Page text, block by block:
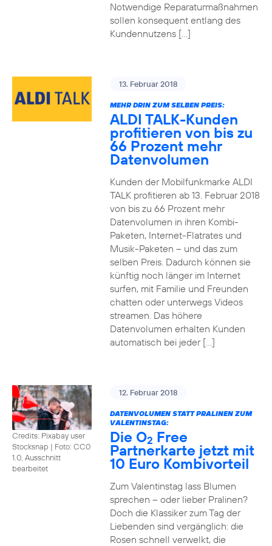
Notwendige Reparaturmaßnahmen
sollen konsequent entlang des
Kundennutzens […]
13. Februar 2018
MEHR DRIN ZUM SELBEN PREIS:
ALDI TALK-Kunden
profitieren von bis zu
66 Prozent mehr
Datenvolumen
Kunden der Mobilfunkmarke ALDI
TALK profitieren ab 13. Februar 2018
von bis zu 66 Prozent mehr
Datenvolumen in ihren Kombi-
Paketen, Internet-Flatrates und
Musik-Paketen – und das zum
selben Preis. Dadurch können sie
künftig noch länger im Internet
surfen, mit Familie und Freunden
chatten oder unterwegs Videos
streamen. Das höhere
Datenvolumen erhalten Kunden
automatisch bei jeder […]
Credits: Pixabay user
Stocksnap | Foto: CC0
1.0, Ausschnitt
bearbeitet
12. Februar 2018
DATENVOLUMEN STATT PRALINEN ZUM
VALENTINSTAG:
Die O2 Free
Partnerkarte jetzt mit
10 Euro Kombivorteil
Zum Valentinstag lass Blumen
sprechen – oder lieber Pralinen?
Doch die Klassiker zum Tag der
Liebenden sind vergänglich: die
Rosen schnell verwelkt, die